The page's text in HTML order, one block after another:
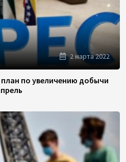
2 марта 2022
по увеличению добычи